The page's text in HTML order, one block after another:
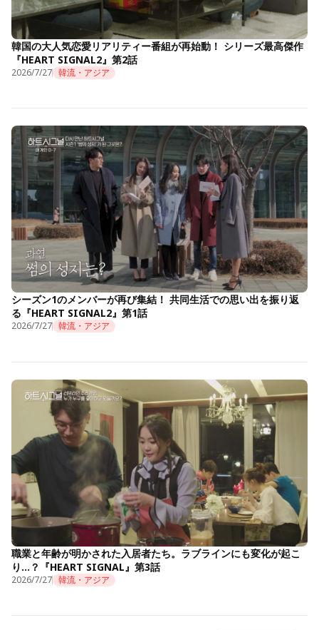
韓国の大人気恋愛リアリティー番組が再始動！ シリーズ最高傑作
『HEART SIGNAL2』第2話
2026/7/27 韓流・アジア
シーズン1のメンバーが再び集結！ 共同生活での思い出を振り返
る『HEART SIGNAL2』第1話
2026/7/27 韓流・アジア
職業と年齢が明かされた入居者たち。ラブラインにも変化が起こ
り…？『HEART SIGNAL』第3話
2026/7/27 韓流・アジア